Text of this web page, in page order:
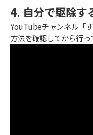
4. 自分で駆除す
YouTubeチャンネル「
方法を確認してから行っ